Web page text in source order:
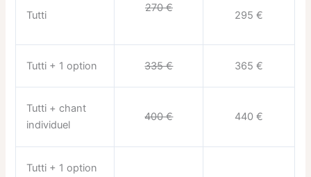
Tutti
270 €
295 €
Tutti + 1 option 335 € 365 €
Tutti + chant
individuel
400 € 440 €
Tutti + 1 option